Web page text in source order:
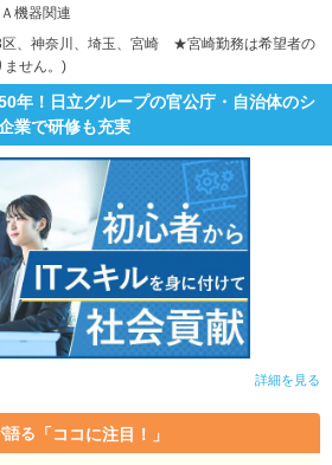
機器関連
区、神奈川、埼玉、宮崎 ★宮崎勤務は希望者の
ません。)
年！日立グループの官公庁・自治体のシ
業で研修も充実
詳細を見る
語る 「ココに注目！」